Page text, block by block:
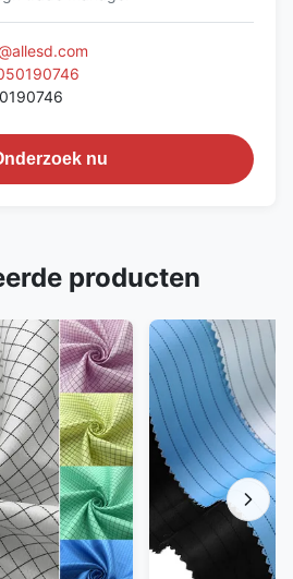
nu
producten